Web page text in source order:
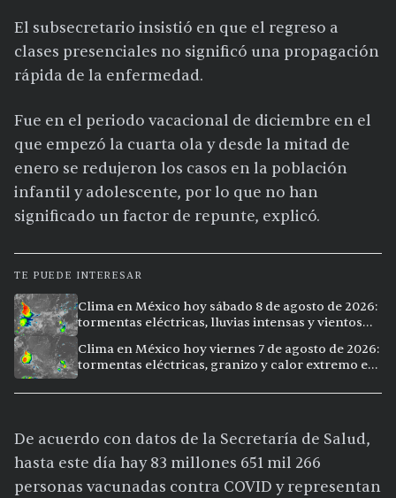
El subsecretario insistió en que el regreso a
clases presenciales no significó una propagación
rápida de la enfermedad.
Fue en el periodo vacacional de diciembre en el
que empezó la cuarta ola y desde la mitad de
enero se redujeron los casos en la población
infantil y adolescente, por lo que no han
significado un factor de repunte, explicó.
TE PUEDE INTERESAR
Clima en México hoy sábado 8 de agosto de 2026:
tormentas eléctricas, lluvias intensas y vientos
Clima en México hoy viernes 7 de agosto de 2026:
tormentas eléctricas, granizo y calor extremo en
De acuerdo con datos de la Secretaría de Salud,
hasta este día hay 83 millones 651 mil 266
personas vacunadas contra COVID y representan